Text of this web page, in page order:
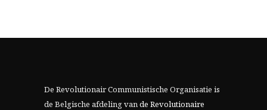
De Revolutionair Communistische Organisatie is
de Belgische afdeling vande Revolutionaire